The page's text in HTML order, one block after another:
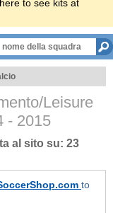
to see kits at
Leisure
- 2015
al sito su: 23
to